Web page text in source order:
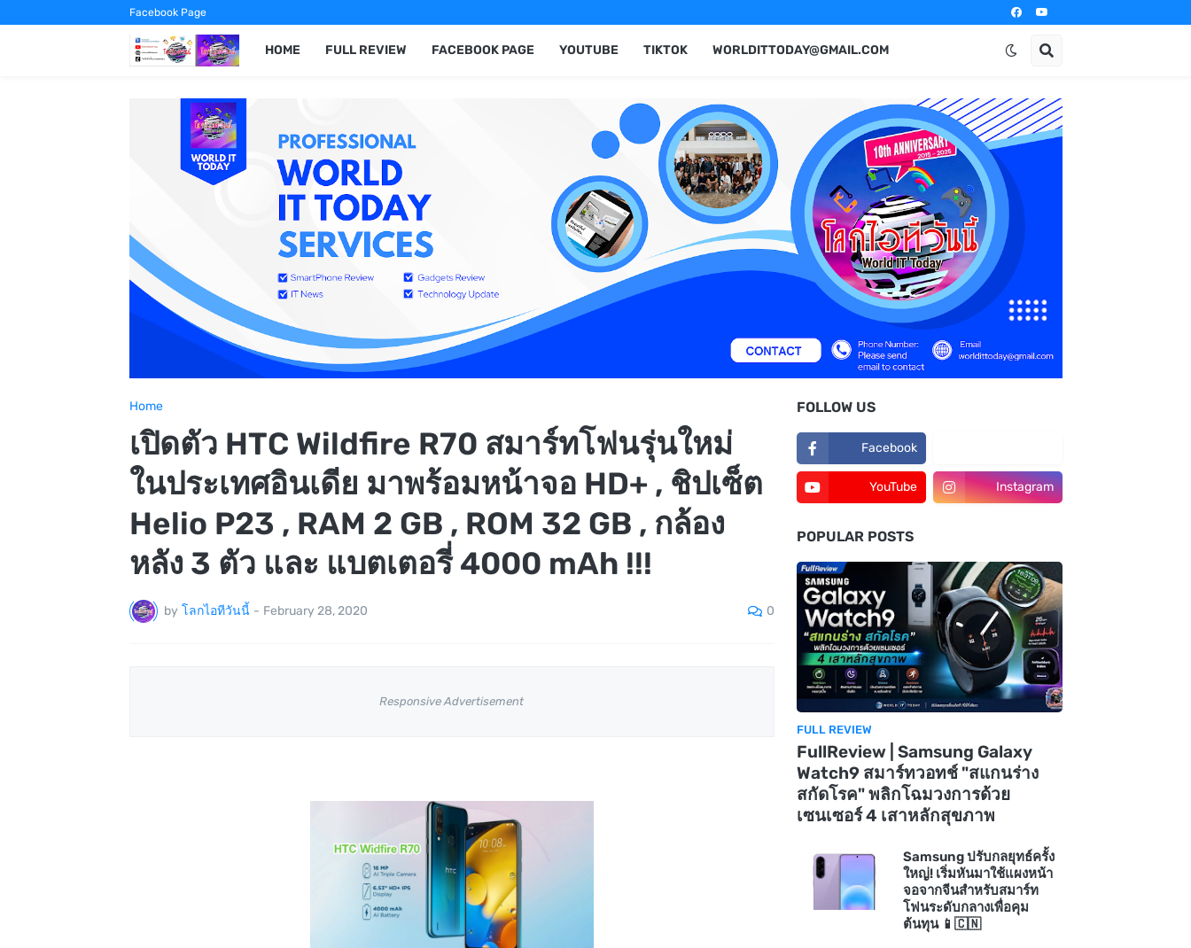
Facebook Page
HOME FULL REVIEW FACEBOOK PAGE YOUTUBE TIKTOK WORLDITTODAY@GMAIL.COM
Home
เปิดตัว HTC Wildfire R70 สมาร์ทโฟนรุ่นใหม่
ในประเทศอินเดีย มาพร้อมหน้าจอ HD+ , ชิปเซ็ต
Helio P23 , RAM 2 GB , ROM 32 GB , กล้อง
หลัง 3 ตัว และ แบตเตอรี่ 4000 mAh !!!
by โลกไอทีวันนี้ - February 28, 2020 0
Responsive Advertisement
FOLLOW US
Facebook
YouTube Instagram
POPULAR POSTS
FULL REVIEW
FullReview | Samsung Galaxy
Watch9 สมาร์ทวอทช์ "สแกนร่าง
สกัดโรค" พลิกโฉมวงการด้วย
เซนเซอร์ 4 เสาหลักสุขภาพ
Samsung ปรับกลยุทธ์ครั้ง
ใหญ่! เริ่มหันมาใช้แผงหน้า
จอจากจีนสำหรับสมาร์ท
โฟนระดับกลางเพื่อคุม
ต้นทุน 📱🇨🇳